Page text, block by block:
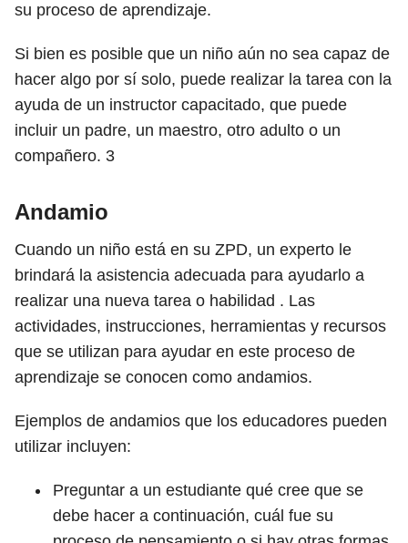
su proceso de aprendizaje.
Si bien es posible que un niño aún no sea capaz de
hacer algo por sí solo, puede realizar la tarea con la
ayuda de un instructor capacitado, que puede
incluir un padre, un maestro, otro adulto o un
compañero. 3
Andamio
Cuando un niño está en su ZPD, un experto le
brindará la asistencia adecuada para ayudarlo a
realizar una nueva tarea o habilidad . Las
actividades, instrucciones, herramientas y recursos
que se utilizan para ayudar en este proceso de
aprendizaje se conocen como andamios.
Ejemplos de andamios que los educadores pueden
utilizar incluyen:
Preguntar a un estudiante qué cree que se
debe hacer a continuación, cuál fue su